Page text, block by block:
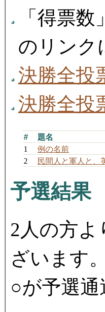
「得票
のリンク
決勝全投
決勝全投
#
題名
1
例の名前
2
民間人と軍人と、
予選結果
2人の方
ざいます。
○が予選通